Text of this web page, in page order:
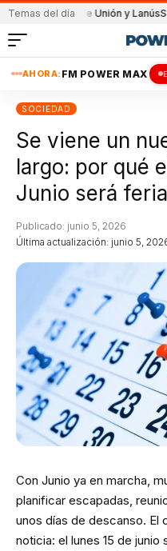
Temas del día
de Unión y LanúsSanta Fe
AHORA: FM POWER MAX
SOCIEDAD
Se viene un
largo: por qué
Junio será
Última actualización: junio 5,
Publicado: junio 5, 2026
Con Junio ya en marcha,
planificar escapadas,
unos días de descanso. El
noticia: el lunes 15 de